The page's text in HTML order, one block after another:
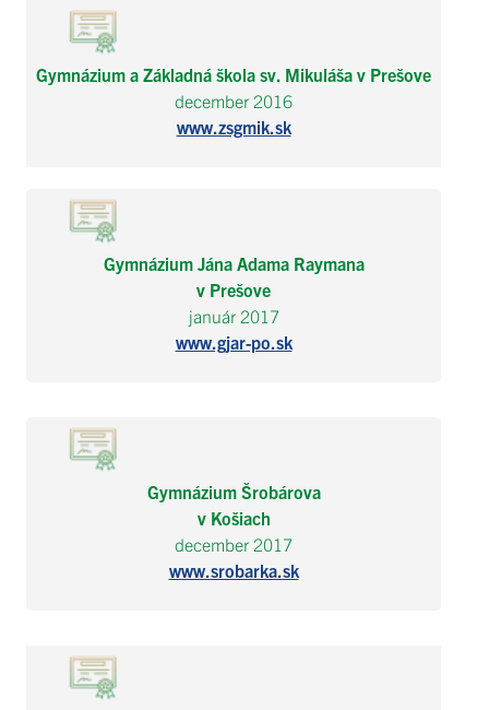
Gymnázium a Základná škola sv. Mikuláša v Prešove
december 2016
www.zsgmik.sk
Gymnázium Jána Adama Raymana
v Prešove
január 2017
www.gjar-po.sk
Gymnázium Šrobárova
v Košiach
december 2017
www.srobarka.sk